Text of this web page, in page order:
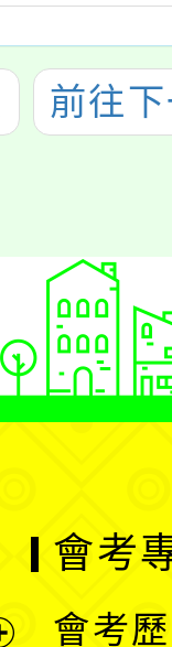
前往
會考
會考